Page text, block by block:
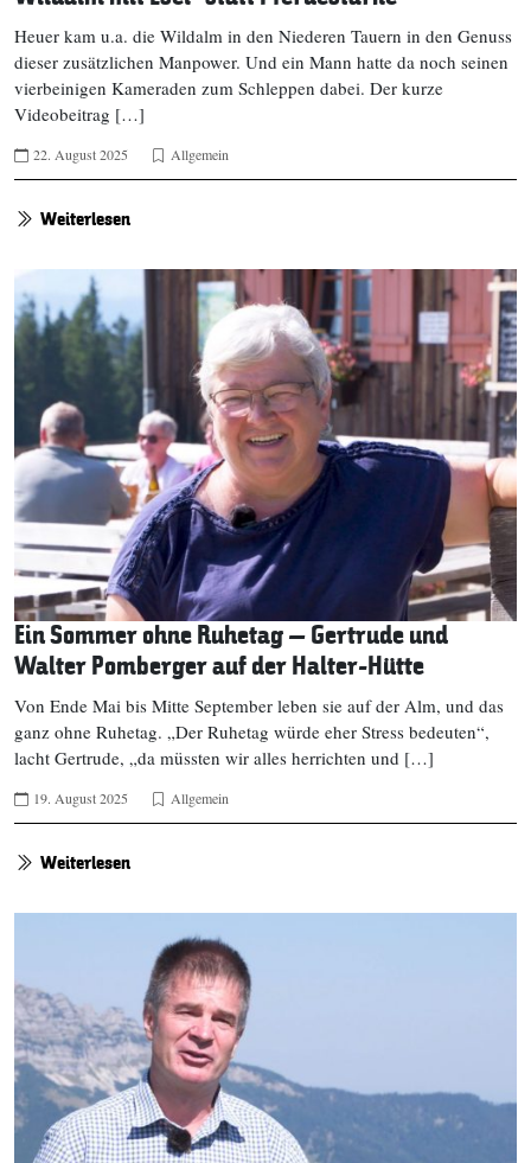
Heuer kam u.a. die Wildalm in den Niederen Tauern in den Genuss
dieser zusätzlichen Manpower. Und ein Mann hatte da noch seinen
vierbeinigen Kameraden zum Schleppen dabei. Der kurze
Videobeitrag […]
22. August 2025 Allgemein
Weiterlesen
Ein Sommer ohne Ruhetag – Gertrude und
Walter Pomberger auf der Halter-Hütte
Von Ende Mai bis Mitte September leben sie auf der Alm, und das
ganz ohne Ruhetag. „Der Ruhetag würde eher Stress bedeuten“,
lacht Gertrude, „da müssten wir alles herrichten und […]
19. August 2025 Allgemein
Weiterlesen